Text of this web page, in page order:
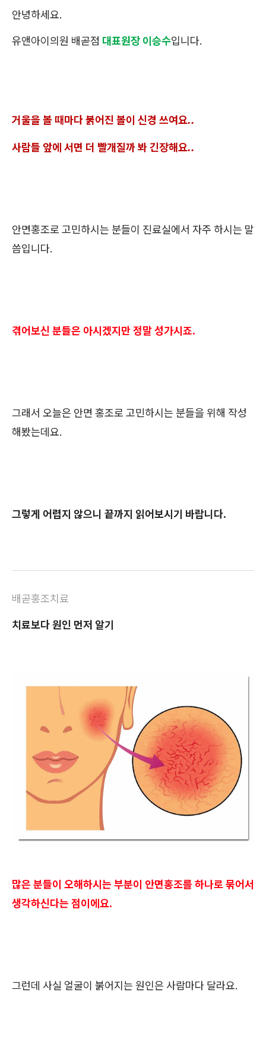
안녕하세요.
유앤아이의원 배곧점 대표원장 이승수입니다.
거울을 볼 때마다 붉어진 볼이 신경 쓰여요..
사람들 앞에 서면 더 빨개질까 봐 긴장해요..
안면홍조로 고민하시는 분들이 진료실에서 자주 하시는 말
씀입니다.
겪어보신 분들은 아시겠지만 정말 성가시죠.
그래서 오늘은 안면 홍조로 고민하시는 분들을 위해 작성
해봤는데요.
그렇게 어렵지 않으니 끝까지 읽어보시기 바랍니다.
배곧홍조치료
치료보다 원인 먼저 알기
많은 분들이 오해하시는 부분이 안면홍조를 하나로 묶어서
생각하신다는 점이에요.
그런데 사실 얼굴이 붉어지는 원인은 사람마다 달라요.